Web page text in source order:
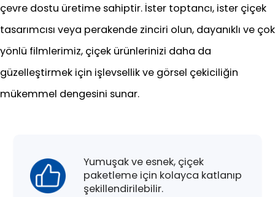
çevre dostu üretime sahiptir. İster toptancı, ister çiçek
tasarımcısı veya perakende zinciri olun, dayanıklı ve çok
yönlü filmlerimiz, çiçek ürünlerinizi daha da
güzelleştirmek için işlevsellik ve görsel çekiciliğin
mükemmel dengesini sunar.
Yumuşak ve esnek, çiçek
paketleme için kolayca katlanıp
şekillendirilebilir.